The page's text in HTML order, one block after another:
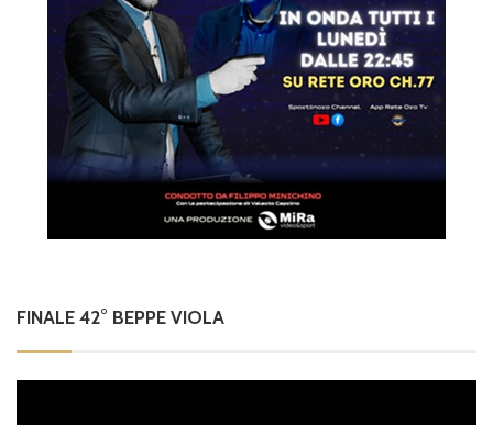
FINALE 42° BEPPE VIOLA